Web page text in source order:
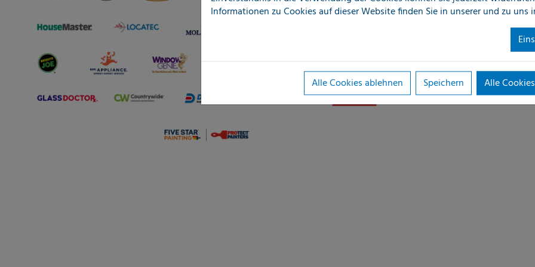
Informationen zu Cookies auf dieser Website finden Sie in unsererund zu uns
Alle Cookies ablehnen Speichern Alle